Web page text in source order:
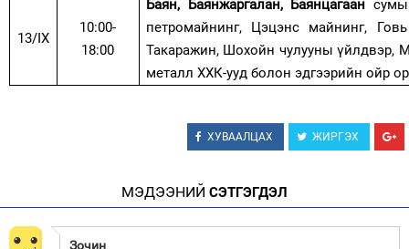
13/IX
10:00-
18:00
Баян, Баянжаргалан, Баянцагаан
петромайнинг, Цэцэнс майнинг,
Такаражин, Шохойн чулууны үйлдвэр,
металл ХХК-ууд болон эдгээрийн ойр
ХУВААЛЦАХ ЖИРГЭХ
МЭДЭЭНИЙ СЭТГЭГДЭЛ